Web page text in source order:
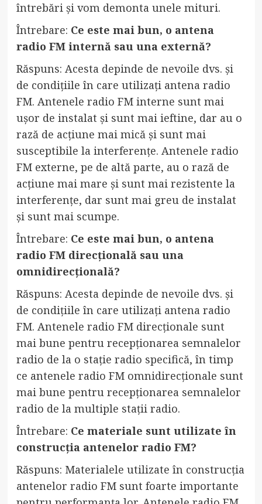
întrebări și vom demonta unele mituri.
Întrebare: Ce este mai bun, o antena
radio FM internă sau una externă?
Răspuns: Acesta depinde de nevoile dvs. și
de condițiile în care utilizați antena radio
FM. Antenele radio FM interne sunt mai
ușor de instalat și sunt mai ieftine, dar au o
rază de acțiune mai mică și sunt mai
susceptibile la interferențe. Antenele radio
FM externe, pe de altă parte, au o rază de
acțiune mai mare și sunt mai rezistente la
interferențe, dar sunt mai greu de instalat
și sunt mai scumpe.
Întrebare: Ce este mai bun, o antena
radio FM direcțională sau una
omnidirecțională?
Răspuns: Acesta depinde de nevoile dvs. și
de condițiile în care utilizați antena radio
FM. Antenele radio FM direcționale sunt
mai bune pentru recepționarea semnalelor
radio de la o stație radio specifică, în timp
ce antenele radio FM omnidirecționale sunt
mai bune pentru recepționarea semnalelor
radio de la multiple stații radio.
Întrebare: Ce materiale sunt utilizate în
construcția antenelor radio FM?
Răspuns: Materialele utilizate în construcția
antenelor radio FM sunt foarte importante